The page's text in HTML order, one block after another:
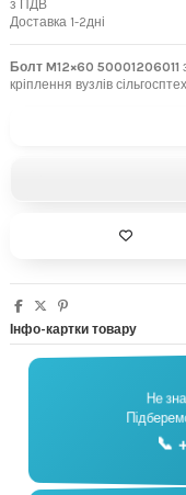
з ПДВ
Доставка 1-2дні
Болт M12×60 50001206011
кріплення вузлів
Інфо-картки товару